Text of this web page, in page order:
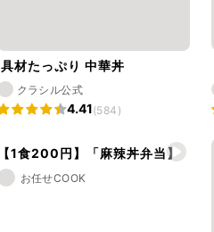
具材たっぷり 中華丼
クラシル公式
4.41(584)
【1食200円】「麻辣丼弁当】
お任せCOOK